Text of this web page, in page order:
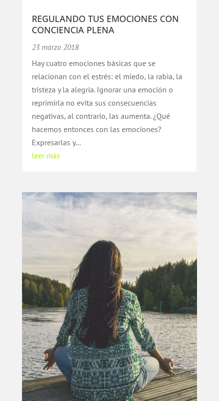
REGULANDO TUS EMOCIONES CON
CONCIENCIA PLENA
23 marzo 2018
Hay cuatro emociones básicas que se
relacionan con el estrés: el miedo, la rabia, la
tristeza y la alegría. Ignorar una emoción o
reprimirla no evita sus consecuencias
negativas, al contrario, las aumenta. ¿Qué
hacemos entonces con las emociones?
Expresarlas y...
leer más